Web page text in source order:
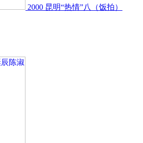
2000 昆明“热情”八（饭拍）